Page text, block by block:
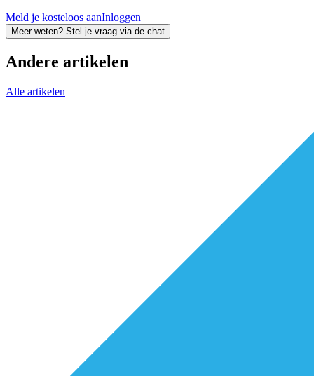
Meld je kosteloos aanInloggen
Meer weten? Stel je vraag via de chat
Andere artikelen
Alle artikelen